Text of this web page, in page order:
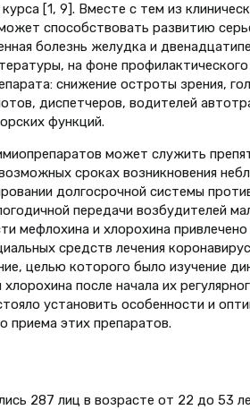
[1, 9]. Вместе с тем из
способствовать развитию
болезнь желудка и
на фоне
снижение остроты зрения,
диспетчеров, водителей
функций.
может служить
сроках возникновения
долгосрочной системы
передачи возбудителей
мефлохина и хлорохина
средств лечения
целью которого было изучение
после начала их
установить особенности и
приема этих препаратов.
287 лиц в возрасте от 22 до 53